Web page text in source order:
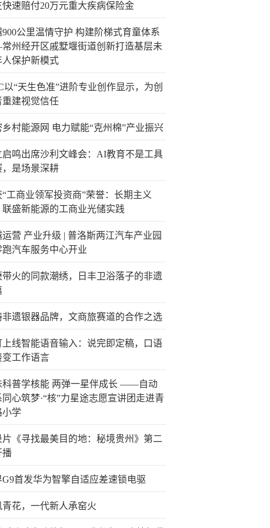
快速赔付20万元重大疾病保险金
900公里温情守护 构建阶梯式育童体系
州经开区戚墅堰街道创新打造基层未
人保护新模式
以“天生色准”进阶专业创作显示，为创
重建视觉信任
乡村能源网 电力赋能“克州棉”产业振兴
启鸣出席沙利文峰会：AI教育不是工具
，是场景深耕
“工商业领军投资商”荣誉：长期主义
联盛新能源的工商业光储实践
运营 产业升级 | 普洛斯两江汽车产业园
跑汽车服务中心开业
带火的同款潮绣，日丰卫浴落子的非遗
非遗银器品牌，文商旅赛道的合作之选
上线智能语音输入：说完即定稿，口语
变工作语言
科普学核能 两弹一星伴成长 ——自动
同心筑梦·“核”力星途志愿宣讲团走进青
小学
片《寻找最美目的地：秘境贵州》第二
播
G9首发华为智擎自适应差速锁电驱
青花，一代新人承窑火